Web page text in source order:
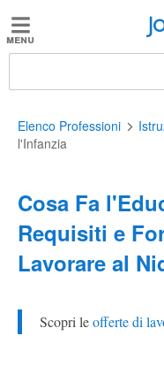
Jobbydoo
lavoro
Elenco
professioni
Blog
Elenco Professioni
l'Infanzia
Cosa Fa
Requisiti e
Lavorare al
Scopri leofferte di